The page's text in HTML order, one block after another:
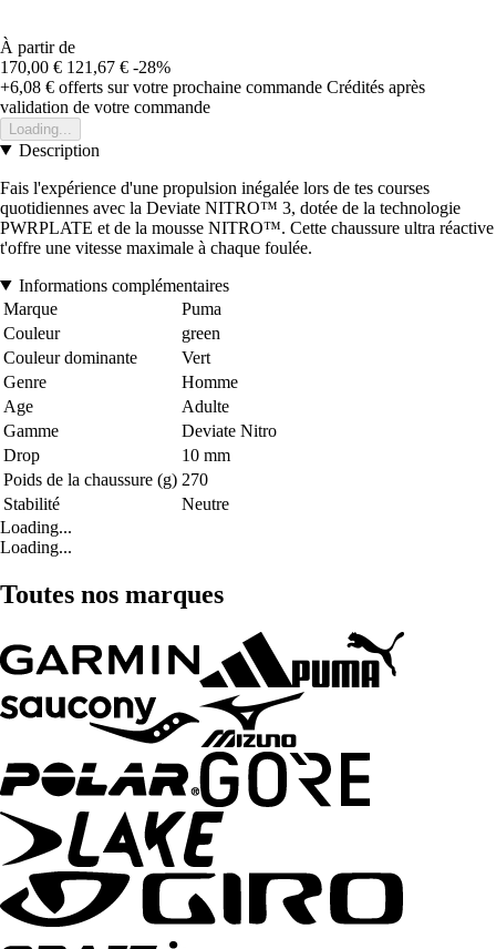
À partir de
170,00 € 121,67 € -28%
+6,08 € offerts sur votre prochaine commande Crédités après
validation de votre commande
Loading...
Description
Fais l'expérience d'une propulsion inégalée lors de tes courses
quotidiennes avec la Deviate NITRO™ 3, dotée de la technologie
PWRPLATE et de la mousse NITRO™. Cette chaussure ultra réactive
t'offre une vitesse maximale à chaque foulée.
Informations complémentaires
Marque
Puma
Couleur
green
Couleur dominante
Vert
Genre
Homme
Age
Adulte
Gamme
Deviate Nitro
Drop
10 mm
Poids de la chaussure (g) 270
Stabilité
Neutre
Loading...
Loading...
Toutes nos marques